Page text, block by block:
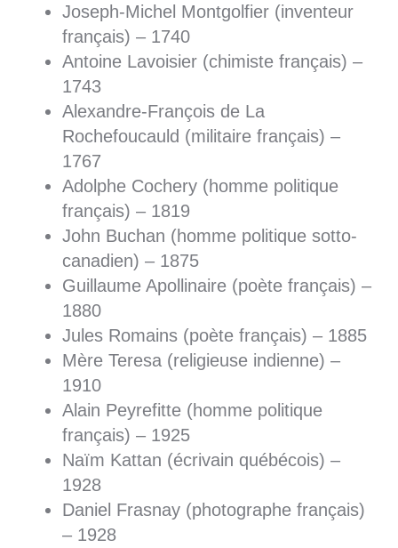
Joseph-Michel Montgolfier (inventeur
français) – 1740
Antoine Lavoisier (chimiste français) –
1743
Alexandre-François de La
Rochefoucauld (militaire français) –
1767
Adolphe Cochery (homme politique
français) – 1819
John Buchan (homme politique sotto-
canadien) – 1875
Guillaume Apollinaire (poète français) –
1880
Jules Romains (poète français) – 1885
Mère Teresa (religieuse indienne) –
1910
Alain Peyrefitte (homme politique
français) – 1925
Naïm Kattan (écrivain québécois) –
1928
Daniel Frasnay (photographe français)
– 1928